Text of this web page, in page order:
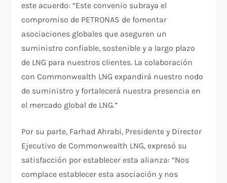
este acuerdo: “Este convenio subraya el
compromiso de PETRONAS de fomentar
asociaciones globales que aseguren un
suministro confiable, sostenible y a largo plazo
de LNG para nuestros clientes. La colaboración
con Commonwealth LNG expandirá nuestro nodo
de suministro y fortalecerá nuestra presencia en
el mercado global de LNG.”
Por su parte, Farhad Ahrabi, Presidente y Director
Ejecutivo de Commonwealth LNG, expresó su
satisfacción por establecer esta alianza: “Nos
complace establecer esta asociación y nos